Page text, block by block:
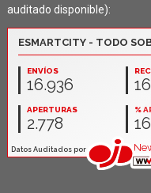
auditado disponible):